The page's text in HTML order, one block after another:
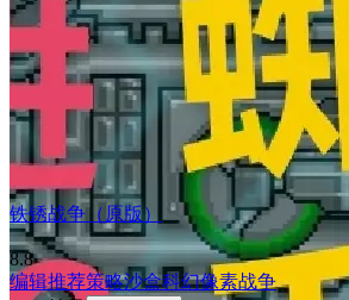
铁锈战争（原版）
8.8
编辑推荐策略沙盒科幻像素战争